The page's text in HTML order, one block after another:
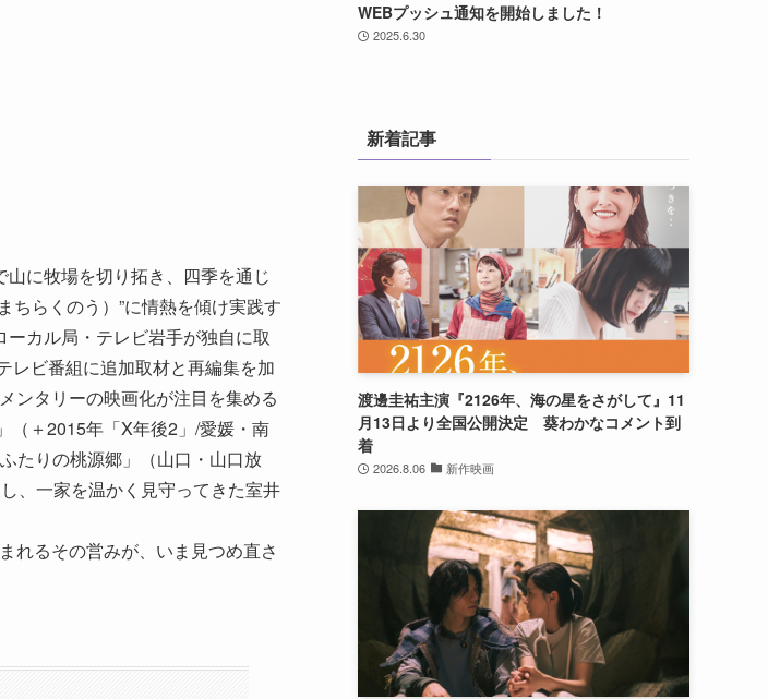
に牧場を切り拓き、四季を通じ
ちらくのう）”に情熱を傾け実践す
カル局・テレビ岩手が独自に取
レビ番組に追加取材と再編集を加
ンタリーの映画化が注目を集める
（＋2015年「X年後2」/愛媛・南
たりの桃源郷」（山口・山口放
、一家を温かく見守ってきた室井
れるその営みが、いま見つめ直さ
WEBプッシュ通知を開始しました！
2025.6.30
新着記事
渡邊圭祐主演『2126年、海の星をさがして』11
月13日より全国公開決定 葵わかなコメント到
着
2026.8.06 新作映画